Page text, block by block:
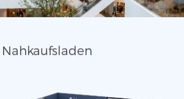
Nahkaufsladen